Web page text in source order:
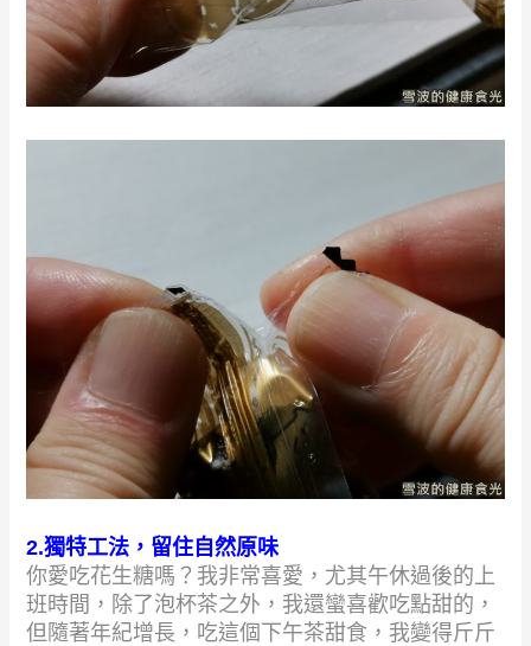
2.獨特工法，留住自然原味
你愛吃花生糖嗎？我非常喜愛，尤其午休過後的上
班時間，除了泡杯茶之外，我還蠻喜歡吃點甜的，
但隨著年紀增長，吃這個下午茶甜食，我變得斤斤